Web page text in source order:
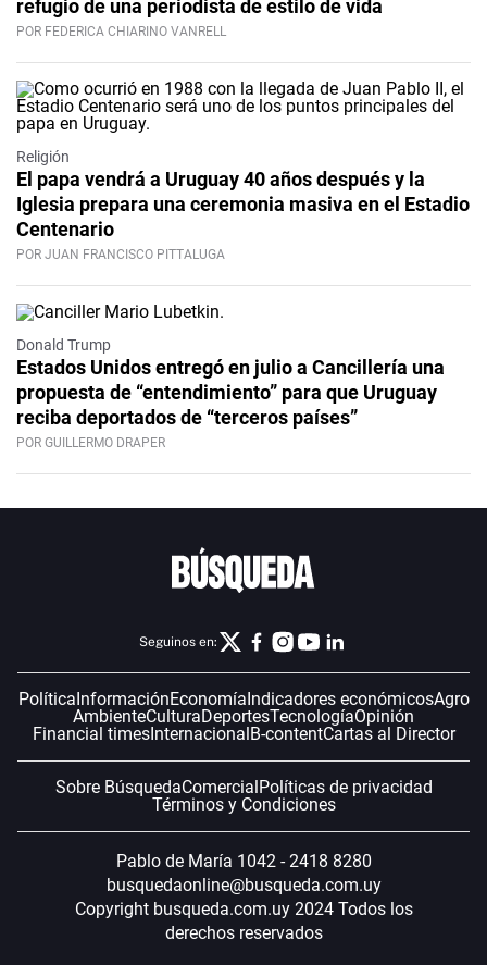
refugio de una periodista de estilo de vida
POR FEDERICA CHIARINO VANRELL
Religión
El papa vendrá a Uruguay 40 años después y la
Iglesia prepara una ceremonia masiva en el Estadio
Centenario
POR JUAN FRANCISCO PITTALUGA
Donald Trump
Estados Unidos entregó en julio a Cancillería una
propuesta de “entendimiento” para que Uruguay
reciba deportados de “terceros países”
POR GUILLERMO DRAPER
Seguinos en:
PolíticaInformaciónEconomíaIndicadores económicosAgro
AmbienteCulturaDeportesTecnologíaOpinión
Financial timesInternacionalB-contentCartas al Director
Sobre BúsquedaComercialPolíticas de privacidad
Términos y Condiciones
Pablo de María 1042 - 2418 8280
busquedaonline@busqueda.com.uy
Copyright busqueda.com.uy 2024 Todos los
derechos reservados